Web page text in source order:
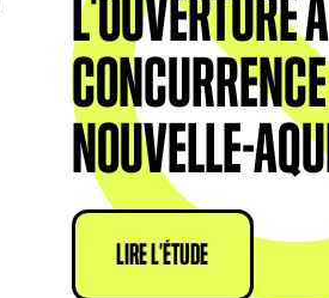
L'OUVERTURE
NOUVELLE-
LIRE L’ÉTUDE